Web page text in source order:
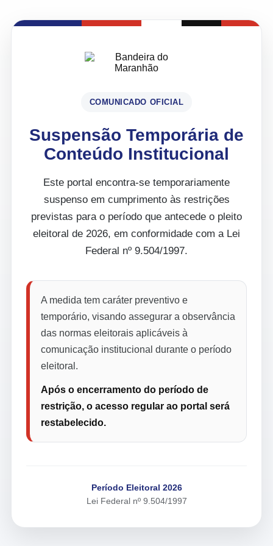
COMUNICADO OFICIAL
Suspensão Temporária de
Conteúdo Institucional
Este portal encontra-se temporariamente
suspenso em cumprimento às restrições
previstas para o período que antecede o pleito
eleitoral de 2026, em conformidade com a Lei
Federal nº 9.504/1997.
A medida tem caráter preventivo e
temporário, visando assegurar a observância
das normas eleitorais aplicáveis à
comunicação institucional durante o período
eleitoral.
Após o encerramento do período de
restrição, o acesso regular ao portal será
restabelecido.
Período Eleitoral 2026
Lei Federal nº 9.504/1997